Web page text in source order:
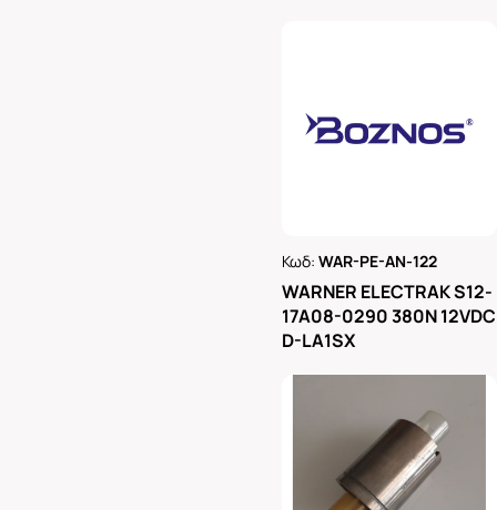
Κωδ:WAR-PE-AN-122
WARNER ELECTRAK S12-
17A08-0290 380N 12VDC
D-LA1SX